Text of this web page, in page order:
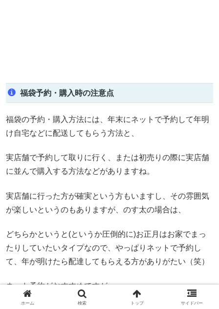
福袋予約・購入時の注意点
福袋の予約・購入方法には、年末にネットで予約して年明
け自宅などに配送してもらう方法と、
実店舗で予約して取りに行く、または初売りの際に実店舗
に並んで購入する方法などがありますね。
実店舗に行った方が確実という方もいますし、その雰囲気
が楽しいというのもありますが、のす太の場合は、
どちらかというと(というか圧倒的に)お正月はお家でまっ
たりしていたいタイプなので、やっぱりネットで予約し
て、年が明けたら配達してもらえる方がありがたい（笑）
ネット予約がおすすめですが、
ホーム 検索 トップ サイドバー